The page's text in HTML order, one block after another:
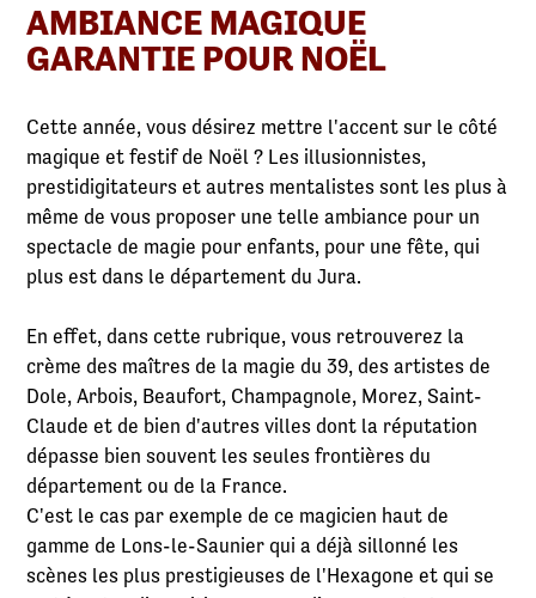
AMBIANCE MAGIQUE
GARANTIE POUR NOËL
Cette année, vous désirez mettre l'accent sur le côté
magique et festif de Noël ? Les illusionnistes,
prestidigitateurs et autres mentalistes sont les plus à
même de vous proposer une telle ambiance pour un
spectacle de magie pour enfants, pour une fête, qui
plus est dans le département du Jura.
En effet, dans cette rubrique, vous retrouverez la
crème des maîtres de la magie du 39, des artistes de
Dole, Arbois, Beaufort, Champagnole, Morez, Saint-
Claude et de bien d'autres villes dont la réputation
dépasse bien souvent les seules frontières du
département ou de la France.
C'est le cas par exemple de ce magicien haut de
gamme de Lons-le-Saunier qui a déjà sillonné les
scènes les plus prestigieuses de l'Hexagone et qui se